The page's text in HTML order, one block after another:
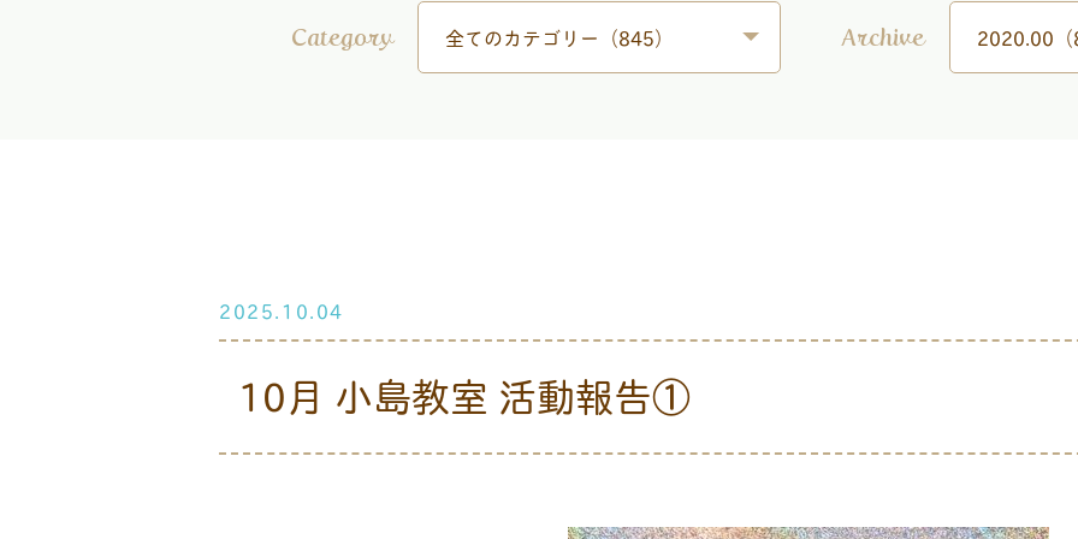
Category 全てのカテゴリー（845） Archive 2020.00
2025.10.04
10月 小島教室 活動報告①